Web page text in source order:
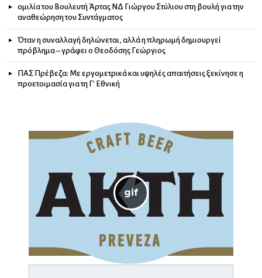
ομιλία του Βουλευτή Άρτας ΝΔ Γιώργου Στύλιου στη βουλή για την
αναθεώρηση του Συντάγματος
Όταν η συναλλαγή δηλώνεται, αλλά η πληρωμή δημιουργεί
πρόβλημα – γράφει ο Θεοδόσης Γεώργιος
ΠΑΣ Πρέβεζα: Με εργομετρικά και υψηλές απαιτήσεις ξεκίνησε η
προετοιμασία για τη Γ’ Εθνική